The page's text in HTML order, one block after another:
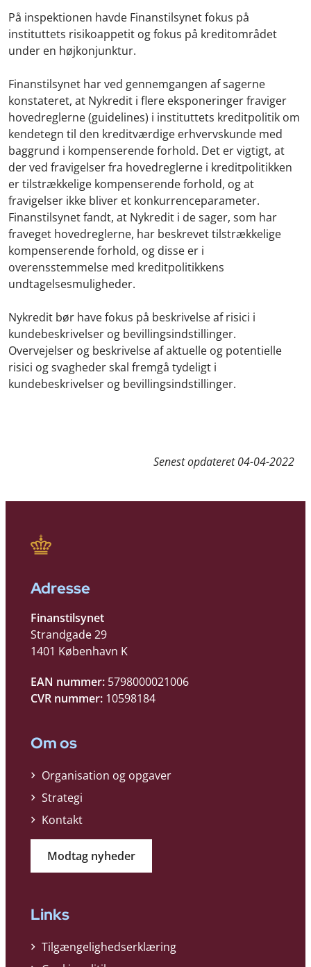
På inspektionen havde Finanstilsynet fokus på
instituttets risikoappetit og fokus på kreditområdet
under en højkonjunktur.
Finanstilsynet har ved gennemgangen af sagerne
konstateret, at Nykredit i flere eksponeringer fraviger
hovedreglerne (guidelines) i instituttets kreditpolitik om
kendetegn til den kreditværdige erhvervskunde med
baggrund i kompenserende forhold. Det er vigtigt, at
der ved fravigelser fra hovedreglerne i kreditpolitikken
er tilstrækkelige kompenserende forhold, og at
fravigelser ikke bliver et konkurrenceparameter.
Finanstilsynet fandt, at Nykredit i de sager, som har
fraveget hovedreglerne, har beskrevet tilstrækkelige
kompenserende forhold, og disse er i
overensstemmelse med kreditpolitikkens
undtagelsesmuligheder.
Nykredit bør have fokus på beskrivelse af risici i
kundebeskrivelser og bevillingsindstillinger.
Overvejelser og beskrivelse af aktuelle og potentielle
risici og svagheder skal fremgå tydeligt i
kundebeskrivelser og bevillingsindstillinger.
Senest opdateret04-04-2022
Adresse
Finanstilsynet
Strandgade 29
1401 København K
EAN nummer: 5798000021006
CVR nummer: 10598184
Om os
Organisation og opgaver
Strategi
Kontakt
Modtag nyheder
Links
Tilgængelighedserklæring